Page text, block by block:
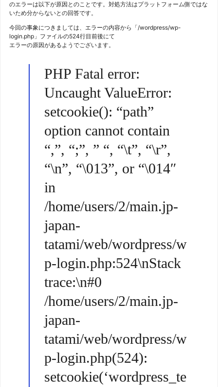
のエラーは以下が原因とのことです。対処方法はプラットフォーム側ではな
いため分からないとの回答です。
今回の事象につきましては、エラーの内容から「/wordpress/wp-
login.php」ファイルの524行目前後にて
エラーの原因があるようでございます。
PHP Fatal error:
Uncaught ValueError:
setcookie(): “path”
option cannot contain
“,”, “;”, ” “, “\t”, “\r”,
“\n”, “\013”, or “\014″
in
/home/users/2/main.jp-
japan-
tatami/web/wordpress/w
p-login.php:524\nStack
trace:\n#0
/home/users/2/main.jp-
japan-
tatami/web/wordpress/w
p-login.php(524):
setcookie(‘wordpress_te